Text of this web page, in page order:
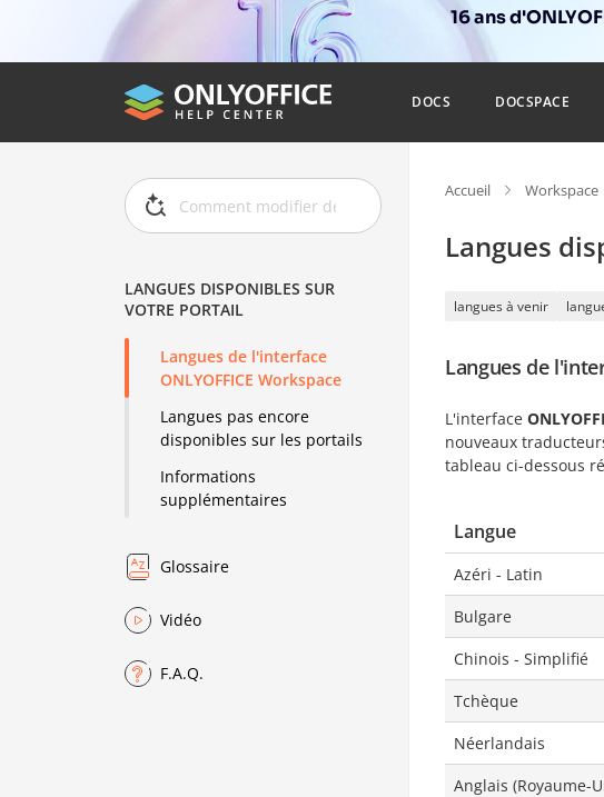
16 ans
DOCS DOCSPACE
LANGUES DISPONIBLES SUR
VOTRE PORTAIL
Langues de l'interface
ONLYOFFICE Workspace
Langues pas encore
disponibles sur les portails
Informations
supplémentaires
Glossaire
Vidéo
F.A.Q.
Accueil Workspace
Langues
langues à venir
Langues de
L'interface
nouveaux
tableau ci-dessous
Langue
Azéri - Latin
Bulgare
Chinois - Simplifié
Tchèque
Néerlandais
Anglais (Royaume-